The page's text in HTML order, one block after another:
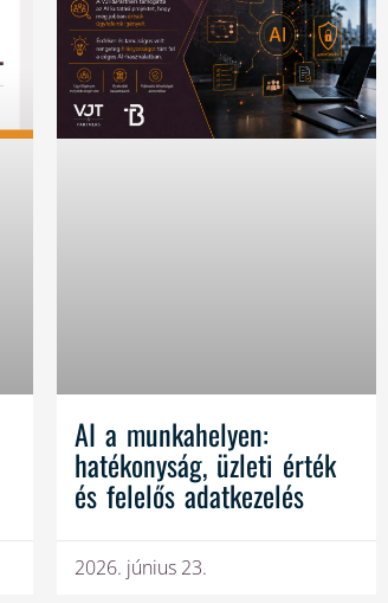
AI a munkahelyen:
hatékonyság, üzleti érték
és felelős adatkezelés
2026. június 23.